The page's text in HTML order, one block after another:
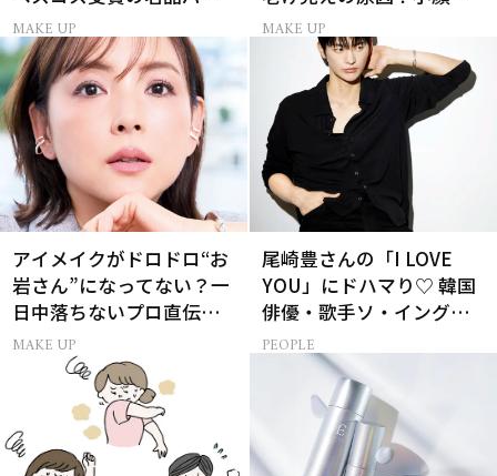
ット＆単色アイカラー
MAKE UP
目元パッチリを叶える美
MAKE UP
アイメイクがドロドロ“お
岩さん”になってない？一
日中落ちないプロ直伝
「仕込みパウダー」
MAKE UP
尾崎豊さんの「I LOVE
YOU」にドハマり♡ 韓国
俳優・歌手ソ・イングク
さんの音楽がすべての人
生って？
PEOPLE